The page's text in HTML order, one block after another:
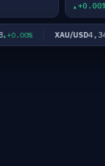
+0.00% XAU/USD